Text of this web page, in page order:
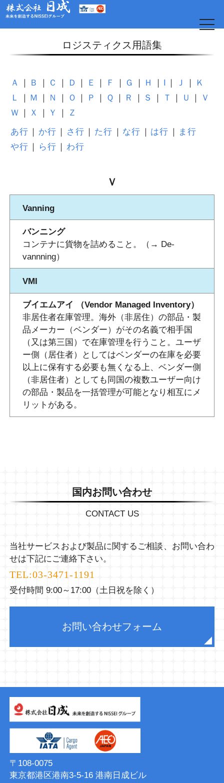
t
o
l
g
ロジスティクス用語集
Ａ Ｂ Ｃ Ｄ Ｅ Ｆ Ｇ Ｈ I Ｊ
Ｋ
Ｌ
Ｍ Ｎ Ｏ Ｐ Ｑ Ｒ Ｓ Ｔ Ｕ
Ｖ
Ｗ
Ｘ Ｙ Ｚ
あ行 か行 さ行 た行 な行 は行
ま行
や行
ら行 わ行
Ｖ
Vanning
バンニング
コンテナに貨物を詰めること。（→ De-
vannning）
VMI
ブイエムアイ （Vendor Managed Inventory）
非居住者在庫管理。海外（非居住）の部品・製
品メーカー（ベンダー）がその名義で相手国
（又は第三国）で在庫管理を行うこと。ユーザ
ー側（居住者）としてはベンダーの在庫を必要
以上に保有する必要も無くなる上、ベンダー側
（非居住者）としても同国の複数ユーザー向け
の部品・製品を一括管理が可能となり相互にメ
リットがある。
国内お問い合わせ
CONTACT US
当社サービスおよび製品に関するご相談、お問い合わ
せは下記にご連絡下さい。
TEL:03-3471-1191
受付時間 9:00～17:00（土日祝を除く）
お問い合わせフォーム
〒108-0075
東京都港区港南3-5-16 港南⽇成ビル